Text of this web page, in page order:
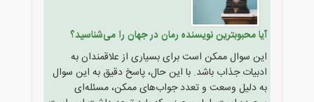
آیا محبوبترین نویسنده رمان در جهان را می‌شناسید؟
این سوال ممکن است برای بسیاری از علاقمندان به
ادبیات جذاب باشد. با این حال، پاسخ دقیق به این سوال
به دلیل وسعت و تعدد جواب‌های ممکن، مسئله‌ای